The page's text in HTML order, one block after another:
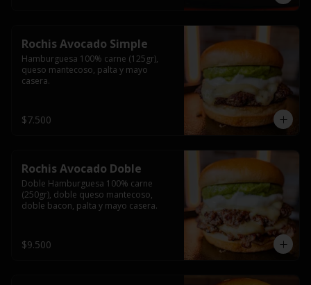
Rochis Avocado Simple
Hamburguesa 100% carne (125gr),
queso mantecoso, palta y mayo
casera.
$7.500
Rochis Avocado Doble
Doble Hamburguesa 100% carne
(250gr), doble queso mantecoso,
doble bacon, palta y mayo casera.
$9.500